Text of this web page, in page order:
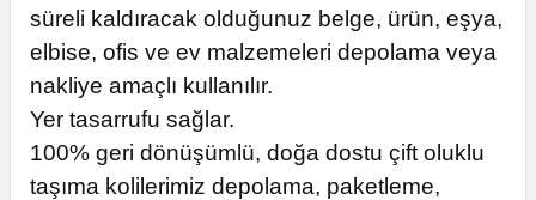
süreli kaldıracak olduğunuz belge, ürün, eşya,
elbise, ofis ve ev malzemeleri depolama veya
nakliye amaçlı kullanılır.
Yer tasarrufu sağlar.
100% geri dönüşümlü, doğa dostu çift oluklu
taşıma kolilerimiz depolama, paketleme,